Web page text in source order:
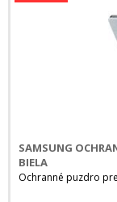
SAMSUNG
BIELA
Ochranné puzdro